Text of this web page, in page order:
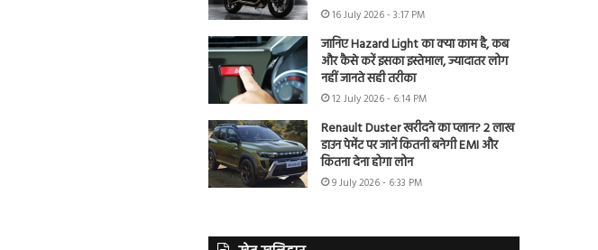
16 July 2026 - 3:17 PM
जानिए Hazard Light का क्या काम है, कब
और कैसे करें इसका इस्तेमाल, ज्यादातर लोग
नहीं जानते सही तरीका
12 July 2026 - 6:14 PM
Renault Duster खरीदने का प्लान? 2 लाख
डाउन पेमेंट पर जानें कितनी बनेगी EMI और
कितना देना होगा लोन
9 July 2026 - 6:33 PM